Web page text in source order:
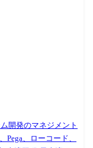
開発のマネジメント
Pega、ローコード、